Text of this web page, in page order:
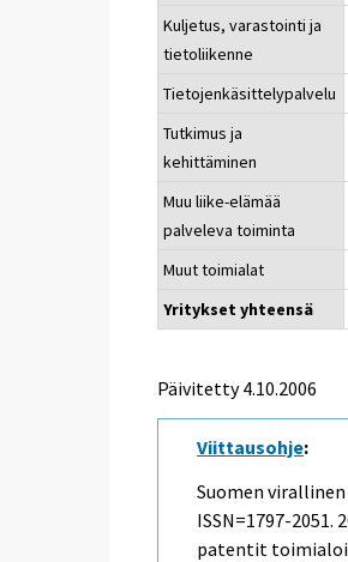
Kuljetus, varastointi ja
tietoliikenne
Tietojenkäsittelypalvelu
Tutkimus ja
kehittäminen
Muu liike-elämää
palveleva toiminta
Muut toimialat
Yritykset yhteensä
Päivitetty4.10.2006
Viittausohje:
Suomen
ISSN=1797-
patentit